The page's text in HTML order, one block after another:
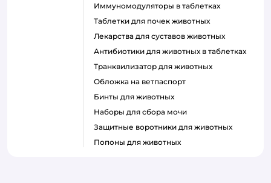
Иммуномодуляторы в таблетках
Таблетки для почек животных
Лекарства для суставов животных
Антибиотики для животных в таблетках
Транквилизатор для животных
Обложка на ветпаспорт
Бинты для животных
Наборы для сбора мочи
Защитные воротники для животных
Попоны для животных